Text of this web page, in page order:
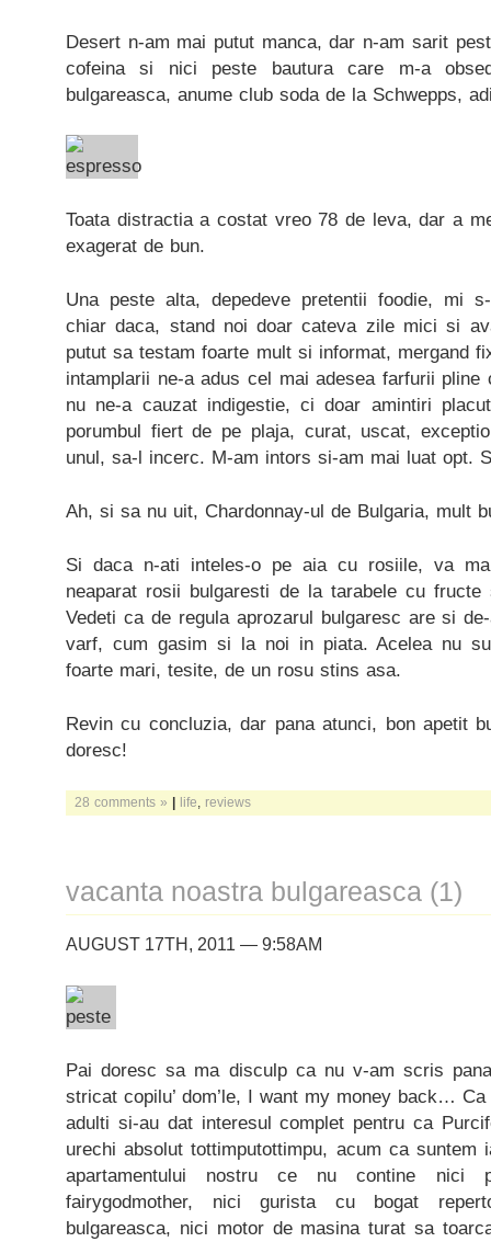
Desert n-am mai putut manca, dar n-am sarit
cofeina si nici peste bautura care m-a
bulgareasca, anume club soda de la Schwepps,
Toata distractia a costat vreo 78 de leva, dar a
exagerat de bun.
Una peste alta, depedeve pretentii foodie, mi
chiar daca, stand noi doar cateva zile mici si
putut sa testam foarte mult si informat, mergand
intamplarii ne-a adus cel mai adesea farfurii pline
nu ne-a cauzat indigestie, ci doar amintiri
porumbul fiert de pe plaja, curat, uscat,
unul, sa-l incerc. M-am intors si-am mai luat opt.
Ah, si sa nu uit, Chardonnay-ul de Bulgaria, mult
Si daca n-ati inteles-o pe aia cu rosiile, va
neaparat rosii bulgaresti de la tarabele cu
Vedeti ca de regula aprozarul bulgaresc are si
varf, cum gasim si la noi in piata. Acelea nu
foarte mari, tesite, de un rosu stins asa.
Revin cu concluzia, dar pana atunci, bon apetit
doresc!
28 comments » | life reviews
vacanta noastra bulgareasca (1)
AUGUST 17TH, 2011 — 9:58AM
Pai doresc sa ma disculp ca nu v-am scris
stricat copilu’ dom’le, I want my money back…
adulti si-au dat interesul complet pentru ca
urechi absolut tottimputottimpu, acum ca suntem
apartamentului nostru ce nu contine nici
fairygodmother, nici gurista cu bogat
bulgareasca, nici motor de masina turat sa